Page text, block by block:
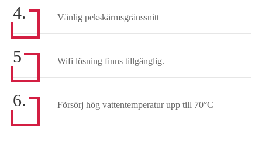
4. Vänlig pekskärmsgränssnitt
5 Wifi lösning finns tillgänglig.
6. Försörj hög vattentemperatur upp till 70°C